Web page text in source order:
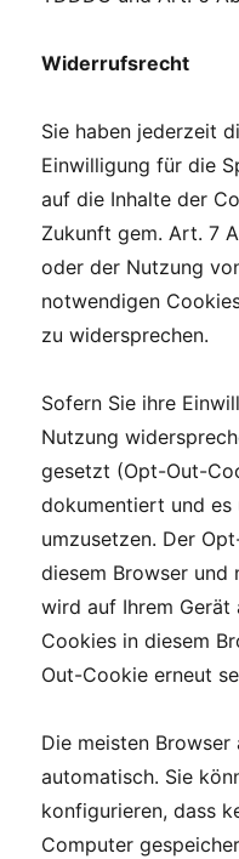
Widerrufsrecht
Sie haben jederzeit
Einwilligung für die
auf die Inhalte der
Zukunft gem. Art. 7
oder der Nutzung
notwendigen
zu widersprechen.
Sofern Sie ihre
Nutzung
gesetzt (Opt-Out-
dokumentiert und
umzusetzen. Der
diesem Browser und
wird auf Ihrem Gerät
Cookies in diesem
Out-Cookie erneut
Die meisten
automatisch. Sie
konfigurieren, dass
Computer